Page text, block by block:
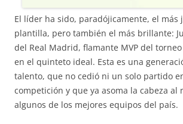
El líder ha sido, paradójicamente, el más
plantilla, pero también el más brillante:
del Real Madrid, flamante MVP del
en el quinteto ideal. Esta es una
talento, que no cedió ni un solo partido
competición y que ya asoma la cabeza al
algunos de los mejores equipos del país.